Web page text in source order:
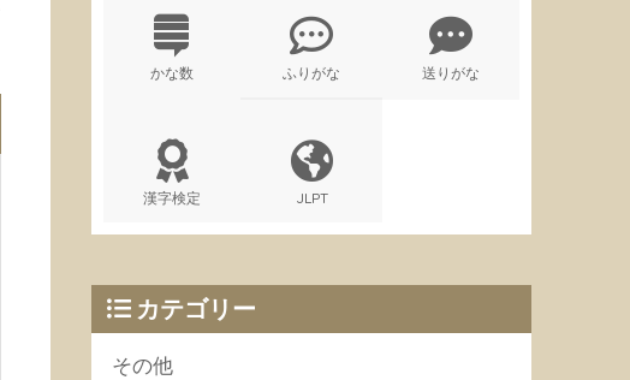
かな数 ふりがな 送りがな
漢字検定 JLPT
カテゴリー
その他